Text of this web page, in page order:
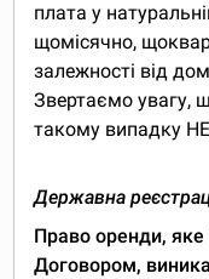
плата у
щомісячно,
залежності від
Звертаємо увагу,
такому випадку НЕ
Державна
Право оренди,
Договором,